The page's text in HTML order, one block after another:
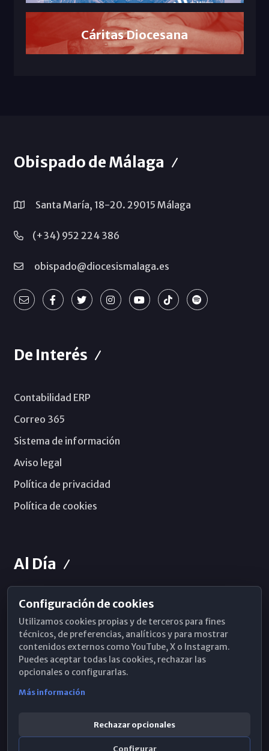
Cáritas Diocesana
Obispado de Málaga
Santa María, 18-20. 29015 Málaga
(+34) 952 224 386
obispado@diocesismalaga.es
De Interés
Contabilidad ERP
Correo 365
Sistema de información
Aviso legal
Política de privacidad
Política de cookies
Al Día
Horarios de Misa
Hemeroteca
WhatsApp
Configuración de cookies
Utilizamos cookies propias y de terceros para fines
técnicos, de preferencias, analíticos y para mostrar
contenidos externos como YouTube, X o Instagram.
Puedes aceptar todas las cookies, rechazar las
opcionales o configurarlas.
Más información
Rechazar opcionales
Configurar